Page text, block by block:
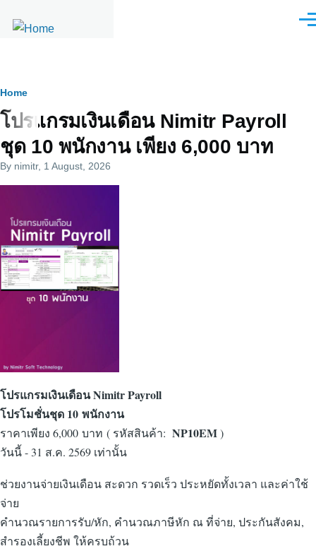
Breadcrumb
Home
โปรแกรมเงินเดือน Nimitr Payroll
ชุด 10 พนักงาน เพียง 6,000 บาท
By nimitr, 1 August, 2026
โปรแกรมเงินเดือน Nimitr Payroll
โปรโมชั่นชุด 10 พนักงาน
ราคาเพียง 6,000 บาท ( รหัสสินค้า: NP10EM)
วันนี้ - 31 ส.ค. 2569 เท่านั้น
ช่วยงานจ่ายเงินเดือน สะดวก รวดเร็ว ประหยัดทั้งเวลา และค่าใช้
จ่าย
คำนวณรายการรับ/หัก, คำนวณภาษีหัก ณ ที่จ่าย, ประกันสังคม,
สำรองเลี้ยงชีพ ให้ครบถ้วน